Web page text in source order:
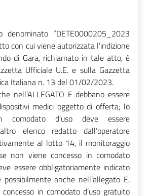
denominato “DETE0000205_2023
con cui viene autorizzata l’indizione
di Gara, richiamato in tale atto, è
Ufficiale U.E. e sulla Gazzetta
Italiana n. 13 del 01/02/2023.
nell’ALLEGATO E debbano essere
medici oggetto di offerta; lo
comodato d’uso deve essere
elenco redatto dall’operatore
al lotto 14, il monitoraggio
non viene concesso in comodato
essere obbligatoriamente indicato
possibilmente anche nell’allegato E,
in comodato d’uso gratuito